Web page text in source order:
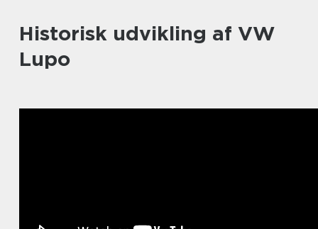
Historisk udvikling af VW
Lupo